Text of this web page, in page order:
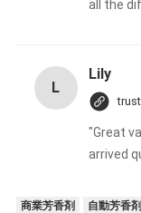
all the
manual
sweet
eye
once
L
Lily
"Great
arrived
商業芳香剤 自動芳香剤